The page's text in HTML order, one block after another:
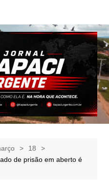
18
de prisão em aberto é